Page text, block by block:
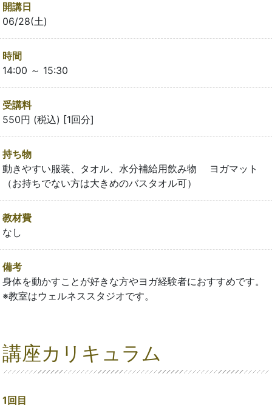
開講日
06/28(土)
時間
14:00 ～ 15:30
受講料
550円 (税込) [1回分]
持ち物
動きやすい服装、タオル、水分補給用飲み物 ヨガマット
（お持ちでない方は大きめのバスタオル可）
教材費
なし
備考
身体を動かすことが好きな方やヨガ経験者におすすめです。
※教室はウェルネススタジオです。
講座カリキュラム
1回目